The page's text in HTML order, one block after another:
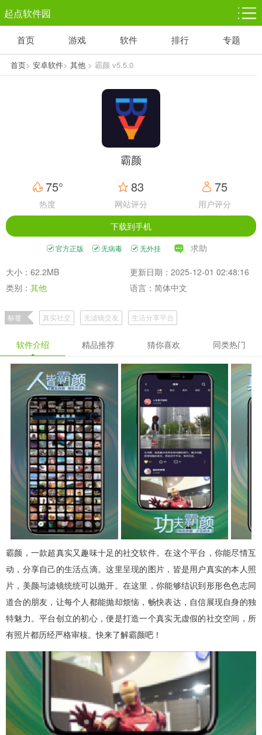
起点软件园
塔防游戏
1千+款游戏
休闲益智
1万+款游戏
体育竞技
5百+款游戏
赛车竞速
3百+款游戏
首页 游戏 软件 排行 专题
首页> 安卓软件> 其他> 霸颜 v5.5.0
霸颜
75°
热度
83
网站评分
75
用户评分
下载到手机
官方正版 无病毒 无外挂 求助
大小：62.2MB
更新日期：2025-12-01 02:48:16
类别： 其他 语言：简体中文
标签 真实社交 无滤镜交友 生活分享平台
软件介绍 精品推荐 猜你喜欢 同类热门
霸颜，一款超真实又趣味十足的社交软件。在这个平台，你能尽情互
动，分享自己的生活点滴。这里呈现的图片，皆是用户真实的本人照
片，美颜与滤镜统统可以抛开。在这里，你能够结识到形形色色志同
道合的朋友，让每个人都能抛却烦恼，畅快表达，自信展现自身的独
特魅力。平台创立的初心，便是打造一个真实无虚假的社交空间，所
有照片都历经严格审核。快来了解霸颜吧！